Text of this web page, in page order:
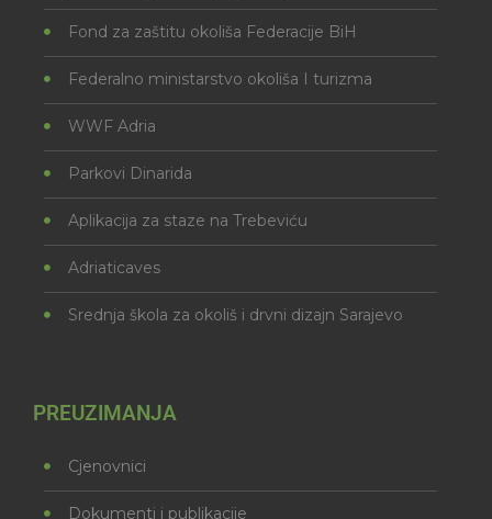
Fond za zaštitu okoliša Federacije BiH
Federalno ministarstvo okoliša I turizma
WWF Adria
Parkovi Dinarida
Aplikacija za staze na Trebeviću
Adriaticaves
Srednja škola za okoliš i drvni dizajn Sarajevo
PREUZIMANJA
Cjenovnici
Dokumenti i publikacije